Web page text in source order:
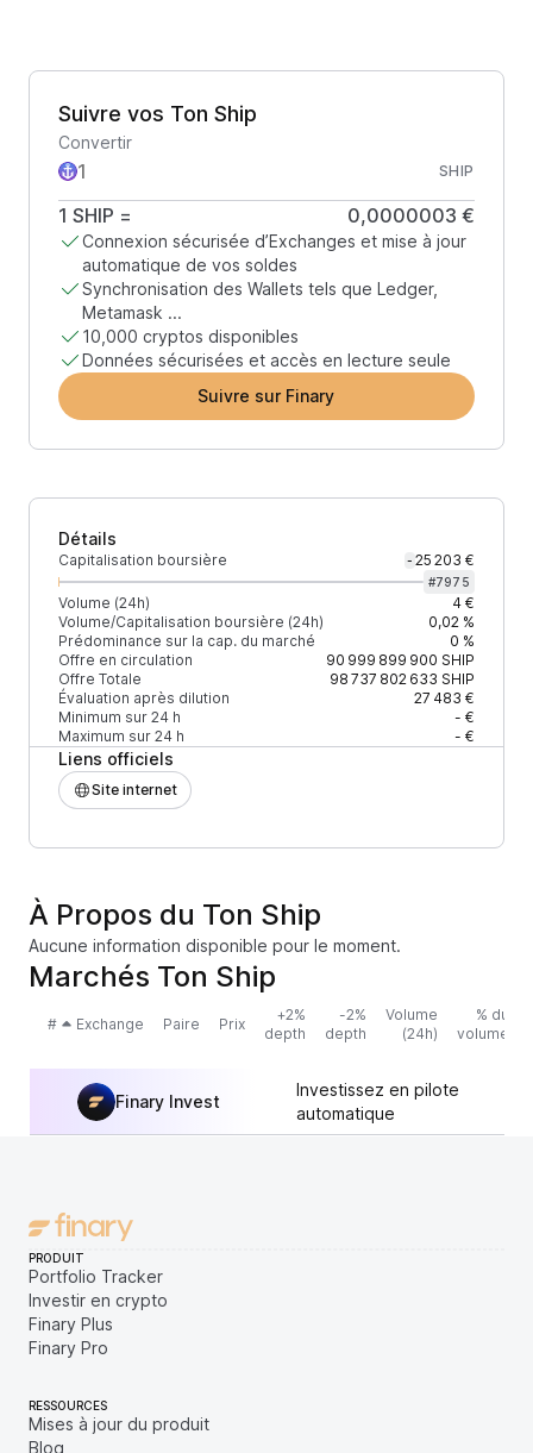
Suivre vos Ton Ship
Convertir
SHIP
1 SHIP = 0,0000003 €
Connexion sécurisée d’Exchanges et mise à jour
automatique de vos soldes
Synchronisation des Wallets tels que Ledger,
Metamask ...
10,000 cryptos disponibles
Données sécurisées et accès en lecture seule
Suivre sur Finary
Détails
Capitalisation boursière - 25 203 €
#7975
Volume (24h)
4 €
Volume/Capitalisation boursière (24h)
0,02 %
Prédominance sur la cap. du marché
0 %
Offre en circulation
90 999 899 900 SHIP
Offre Totale
98 737 802 633 SHIP
Évaluation après dilution
27 483 €
Minimum sur 24 h
- €
Maximum sur 24 h
- €
Liens officiels
Site internet
À Propos du Ton Ship
Aucune information disponible pour le moment.
Marchés Ton Ship
# Exchange Paire Prix
+2%
depth
-2%
depth
Volume
(24h)
% du
volume
Finary Invest
Investissez en pilote
automatique
PRODUIT
Portfolio Tracker
Investir en crypto
Finary Plus
Finary Pro
RESSOURCES
Mises à jour du produit
Blog